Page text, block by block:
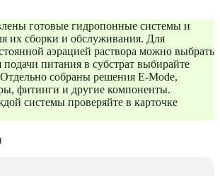
готовые гидропонные системы и
их сборки и обслуживания. Для
аэрацией раствора можно выбрать
питания в субстрат выбирайте
собраны решения E-Mode,
фитинги и другие компоненты.
системы проверяйте в карточке